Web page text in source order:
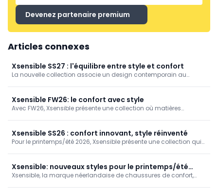
Devenez partenaire premium
Articles connexes
Xsensible SS27 : l'équilibre entre style et confort
La nouvelle collection associe un design contemporain au
allure soignée et immédiatement reconnaissable. Des sneakers
sportives aux chaussures d'été faciles à enfiler, en passant par
les sandales, la polyvalence est au cœur de la collection.
Xsensible FW26: le confort avec style
Avec FW26, Xsensible présente une collection où matières
nouvelle saison.
Xsensible SS26 : confort innovant, style réinventé
Pour le printemps/été 2026, Xsensible présente une collection qui
matériaux de haute qualité constituent à nouveau la base d’une
offre polyvalente, adaptée à chaque moment de la journée.
Xsensible: nouveaux styles pour le printemps/été
2025
Xsensible, la marque néerlandaise de chaussures de confort,